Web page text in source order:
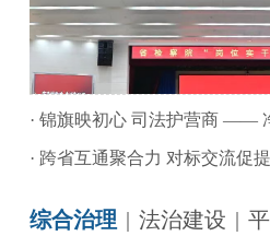
· 锦旗映初心 司法护营商 ——
· 跨省互通聚合力 对标交流促
综合治理 | 法治建设 |